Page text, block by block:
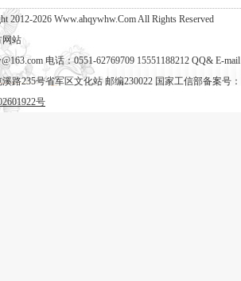
2012-2026 Www.ahqywhw.Com All Rights Reserved
网站
电话：0551-62769709 15551188212 QQ& E-
路235号省军区文化站 邮编230022 国家工信部备案号：
号